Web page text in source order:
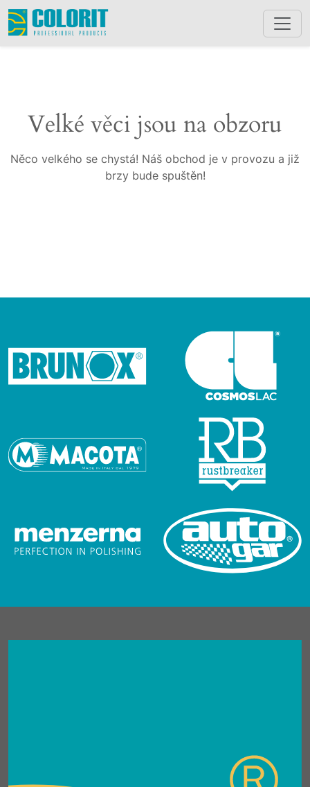
Velké věci jsou na obzoru
Něco velkého se chystá! Náš obchod je v provozu a již
brzy bude spuštěn!